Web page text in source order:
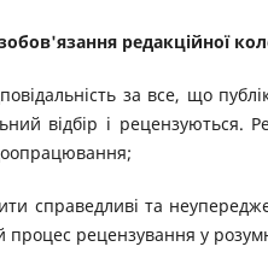
редакційної
за все, що
відбір і
справедливі та
процес рецензування у